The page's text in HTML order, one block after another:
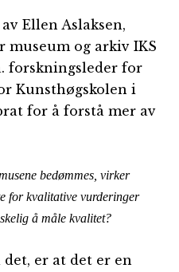
Ellen Aslaksen,
museum og arkiv IKS
forskningsleder for
Kunsthøgskolen i
for å forstå mer av
bedømmes, virker
for kvalitative vurderinger
å måle kvalitet?
er at det er en